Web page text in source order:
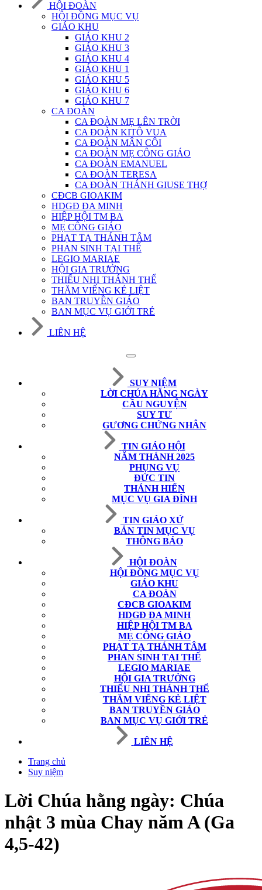
HỘI ĐOÀN
HỘI ĐỒNG MỤC VỤ
GIÁO KHU
GIÁO KHU 2
GIÁO KHU 3
GIÁO KHU 4
GIÁO KHU 1
GIÁO KHU 5
GIÁO KHU 6
GIÁO KHU 7
CA ĐOÀN
CA ĐOÀN MẸ LÊN TRỜI
CA ĐOÀN KITÔ VUA
CA ĐOÀN MÂN CÔI
CA ĐOÀN MẸ CÔNG GIÁO
CA ĐOÀN EMANUEL
CA ĐOÀN TERESA
CA ĐOÀN THÁNH GIUSE THỢ
CĐCB GIOAKIM
HDGĐ ĐA MINH
HIỆP HỘI TM BA
MẸ CÔNG GIÁO
PHẠT TẠ THÁNH TÂM
PHAN SINH TẠI THẾ
LEGIO MARIAE
HỘI GIA TRƯỞNG
THIẾU NHI THÁNH THỂ
THĂM VIẾNG KẺ LIỆT
BAN TRUYỀN GIÁO
BAN MỤC VỤ GIỚI TRẺ
LIÊN HỆ
SUY NIỆM
LỜI CHÚA HẰNG NGÀY
CẦU NGUYỆN
SUY TƯ
GƯƠNG CHỨNG NHÂN
TIN GIÁO HỘI
NĂM THÁNH 2025
PHỤNG VỤ
ĐỨC TIN
THÁNH HIẾN
MỤC VỤ GIA ĐÌNH
TIN GIÁO XỨ
BẢN TIN MỤC VỤ
THÔNG BÁO
HỘI ĐOÀN
HỘI ĐỒNG MỤC VỤ
GIÁO KHU
CA ĐOÀN
CĐCB GIOAKIM
HDGĐ ĐA MINH
HIỆP HỘI TM BA
MẸ CÔNG GIÁO
PHẠT TẠ THÁNH TÂM
PHAN SINH TẠI THẾ
LEGIO MARIAE
HỘI GIA TRƯỞNG
THIẾU NHI THÁNH THỂ
THĂM VIẾNG KẺ LIỆT
BAN TRUYỀN GIÁO
BAN MỤC VỤ GIỚI TRẺ
LIÊN HỆ
Trang chủ
Suy niệm
Lời Chúa hằng ngày: Chúa
nhật 3 mùa Chay năm A (Ga
4,5-42)